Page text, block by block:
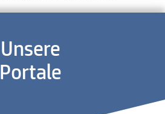
Unsere
Portale